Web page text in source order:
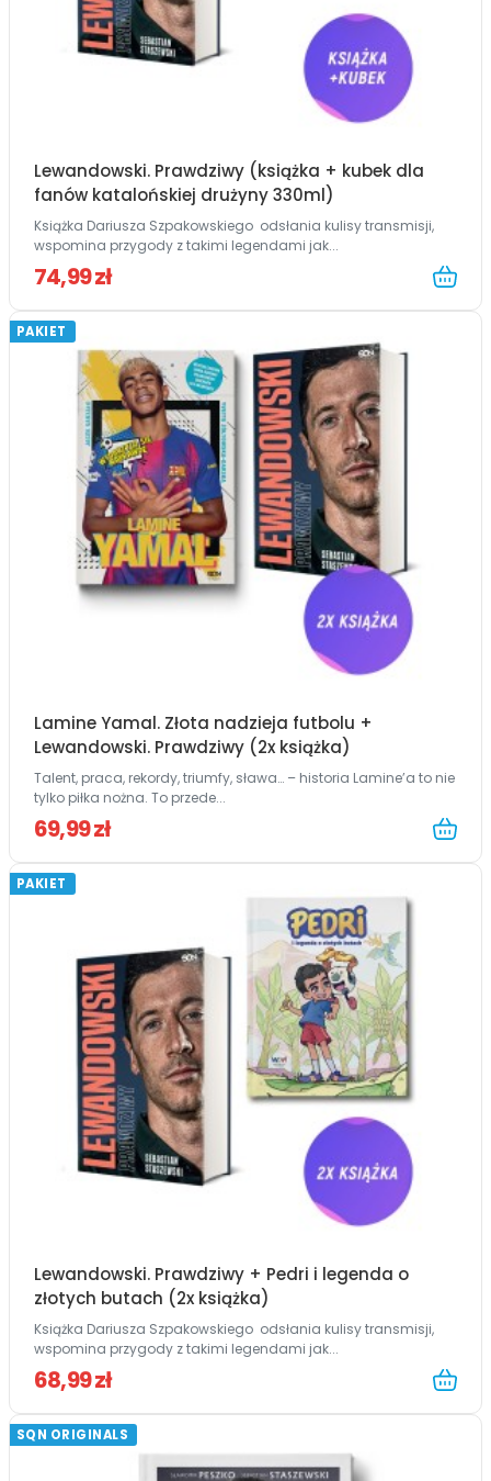
Lewandowski. Prawdziwy (książka + kubek dla
fanów katalońskiej drużyny 330ml)
Książka Dariusza Szpakowskiego odsłania kulisy transmisji,
wspomina przygody z takimi legendami jak...
74,99 zł
PAKIET
Lamine Yamal. Złota nadzieja futbolu +
Lewandowski. Prawdziwy (2x książka)
Talent, praca, rekordy, triumfy, sława… – historia Lamine’a to nie
tylko piłka nożna. To przede...
69,99 zł
PAKIET
Lewandowski. Prawdziwy + Pedri i legenda o
złotych butach (2x książka)
Książka Dariusza Szpakowskiego odsłania kulisy transmisji,
wspomina przygody z takimi legendami jak...
68,99 zł
SQN ORIGINALS